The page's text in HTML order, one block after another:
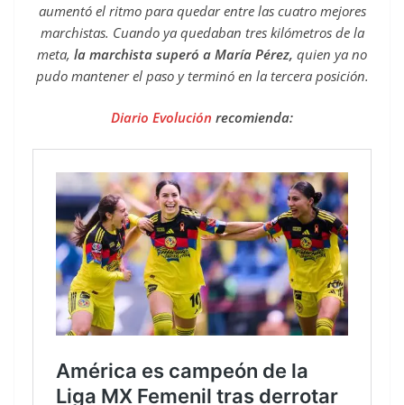
aumentó el ritmo para quedar entre las cuatro mejores
marchistas. Cuando ya quedaban tres kilómetros de la
meta, la marchista superó a María Pérez, quien ya no
pudo mantener el paso y terminó en la tercera posición.
Diario Evolución recomienda: